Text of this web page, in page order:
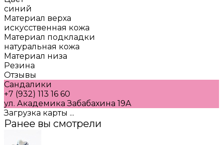
синий
Материал верха
искусственная кожа
Материал подкладки
натуральная кожа
Материал низа
Резина
Отзывы
Сандалики
+7 (932) 113 16 60
ул. Академика Забабахина 19А
Загрузка карты ...
Ранее вы смотрели